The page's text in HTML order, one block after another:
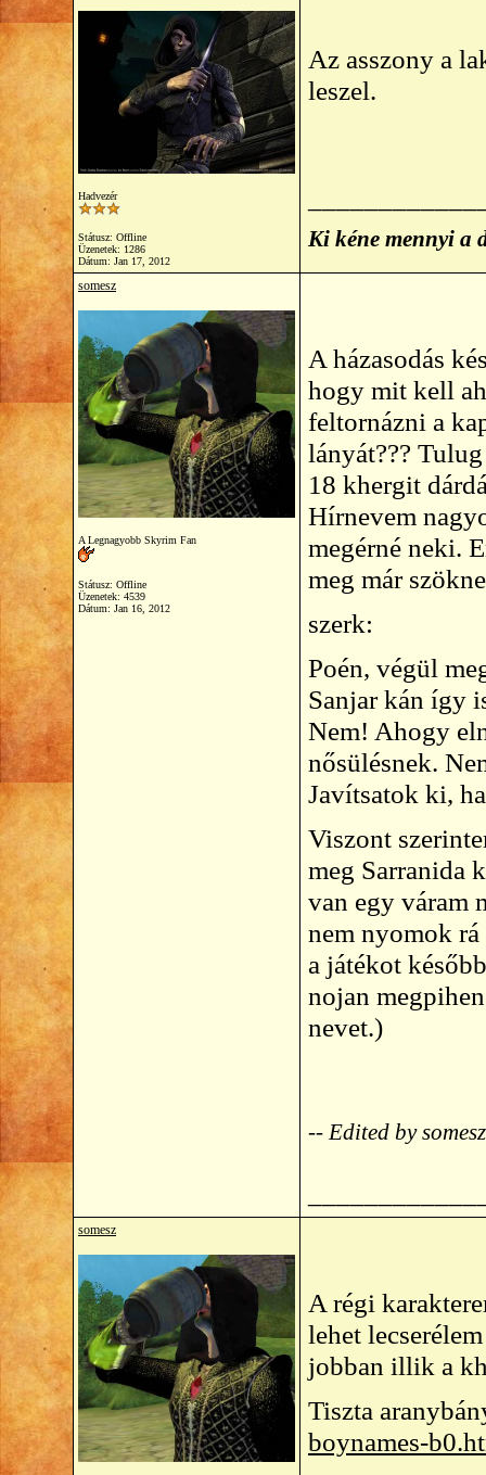
Hadvezér
Státusz: Offline
Üzenetek: 1286
Dátum: Jan 17, 2012
Az asszony a
leszel.
Ki kéne mennyi a
somesz
A Legnagyobb Skyrim Fan
Státusz: Offline
Üzenetek: 4539
Dátum: Jan 16, 2012
A házasodás
hogy mit kell
feltornázni a
lányát???
18 khergit
Hírnevem
megérné neki.
meg már
szerk:
Poén, végül
Sanjar kán így
Nem! Ahogy
nősülésnek.
Javítsatok ki,
Viszont
meg Sarranida
van egy váram
nem nyomok rá
a játékot
nojan
nevet.)
-- Edited by
somesz
A régi
lehet
jobban illik a
Tiszta
boynames-